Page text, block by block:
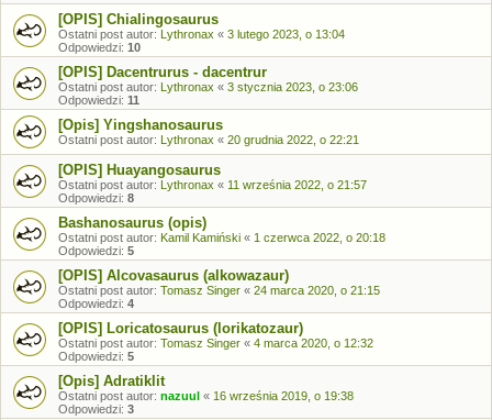
[OPIS] Chialingosaurus
Ostatni post autor: Lythronax « 3 lutego 2023, o 13:04
Odpowiedzi: 10
[OPIS] Dacentrurus - dacentrur
Ostatni post autor: Lythronax « 3 stycznia 2023, o 23:06
Odpowiedzi: 11
[Opis] Yingshanosaurus
Ostatni post autor: Lythronax « 20 grudnia 2022, o 22:21
[OPIS] Huayangosaurus
Ostatni post autor: Lythronax « 11 września 2022, o 21:57
Odpowiedzi: 8
Bashanosaurus (opis)
Ostatni post autor: Kamil Kamiński « 1 czerwca 2022, o 20:18
Odpowiedzi: 5
[OPIS] Alcovasaurus (alkowazaur)
Ostatni post autor: Tomasz Singer « 24 marca 2020, o 21:15
Odpowiedzi: 4
[OPIS] Loricatosaurus (lorikatozaur)
Ostatni post autor: Tomasz Singer « 4 marca 2020, o 12:32
Odpowiedzi: 5
[Opis] Adratiklit
Ostatni post autor: nazuul « 16 września 2019, o 19:38
Odpowiedzi: 3